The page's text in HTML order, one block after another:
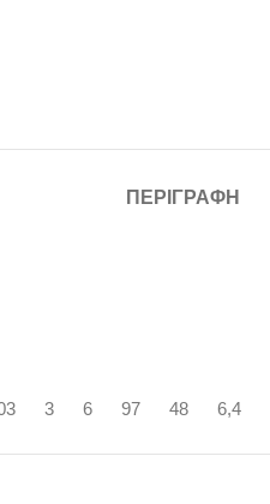
ΠΕΡΙΓΡΑΦΉ
3 6 97 48 6,4